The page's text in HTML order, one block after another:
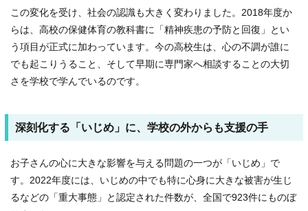
この変化を受け、社会の認識も大きく変わりました。2018年度か
らは、高校の保健体育の教科書に「精神疾患の予防と回復」とい
う項目が正式に加わっています。今の高校生は、心の不調が誰に
でも起こりうること、そして早期に専門家へ相談することの大切
さを学校で学んでいるのです。
深刻化する「いじめ」に、学校の外からも支援の手
お子さんの心に大きな影響を与える問題の一つが「いじめ」で
す。2022年度には、いじめの中でも特に心身に大きな被害が生じ
るなどの「重大事態」と認定された件数が、全国で923件にものぼ